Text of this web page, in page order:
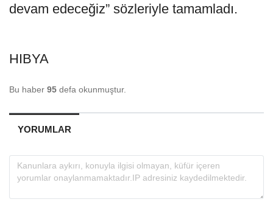
devam edeceğiz” sözleriyle tamamladı.
HIBYA
Bu haber 95 defa okunmuştur.
YORUMLAR